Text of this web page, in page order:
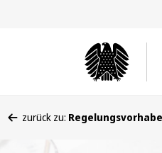
befinden
zurück zu: